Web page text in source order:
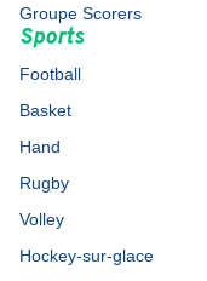
Groupe Scorers
Sports
Football
Basket
Hand
Rugby
Volley
Hockey-sur-glace